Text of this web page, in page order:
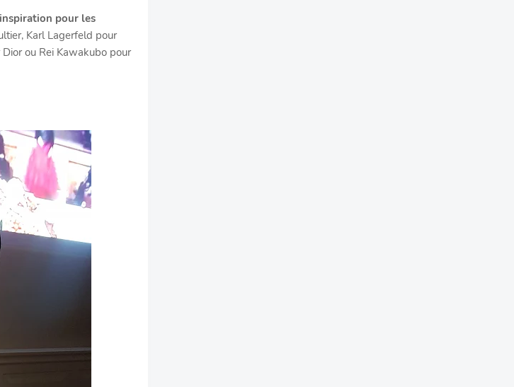
pour les
Karl Lagerfeld pour
ou Rei Kawakubo pour